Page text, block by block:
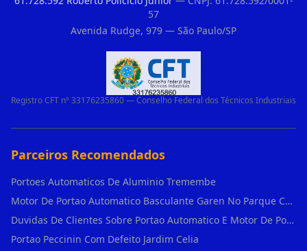
57
Avenida Rudge, 979 — São Paulo/SP
Registro CFT nº 33176235860 — Conselho Federal dos Técnicos Industriais
Parceiros Recomendados
Portoes Automaticos De Aluminio Tremembe
Motor De Portao Automatico Basculante Garen No Parque Colonial
Duvidas De Clientes Sobre Portao Automatico E Motor De Portao Motor Basculante Seg
Portao Peccinin Com Defeito Jardim Celia